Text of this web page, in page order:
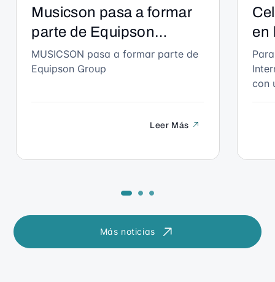
Musicson pasa a formar
parte de Equipson
Group: el sonido
profesional fabricado en
MUSICSON pasa a formar parte de
Equipson Group
Leer Más
en
con
Más noticias